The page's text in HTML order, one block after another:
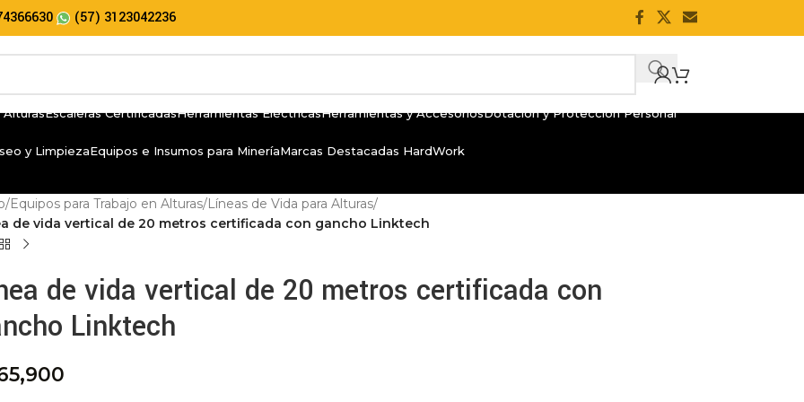
(57) 3123042236
Escaleras CertificadasHerramientas EléctricasHerramientas y AccesoriosDotación y Protección Personal
y LimpiezaEquipos e Insumos para MineríaMarcas Destacadas HardWork
/Equipos para Trabajo en Alturas/Líneas de Vida para Alturas/
de vida vertical de 20 metros certificada con gancho Linktech
de vida vertical de 20 metros certificada con
Linktech